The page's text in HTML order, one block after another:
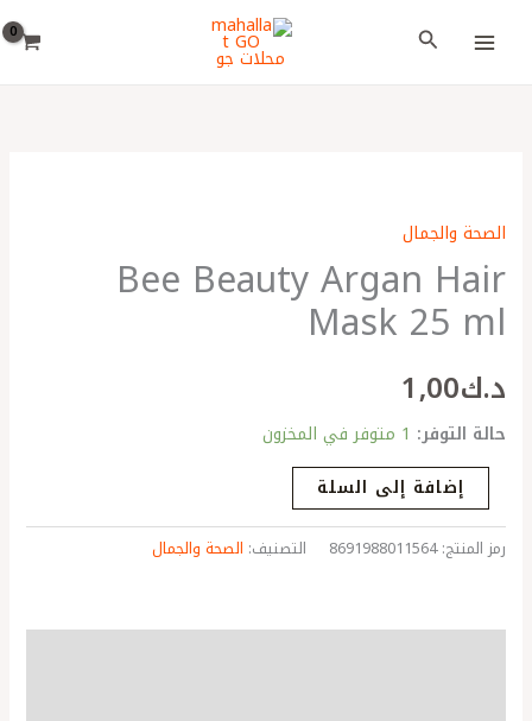
البحث
الصحة والجمال
Bee Beauty Argan Hair
Mask 25 ml
د.ك1٫00
حالة التوفر: 1 متوفر في المخزون
Beauty
Argan
Hair
Mask
ml
إضافة إلى السلة
رمز المنتج:8691988011564 التصنيف: الصحة والجمال